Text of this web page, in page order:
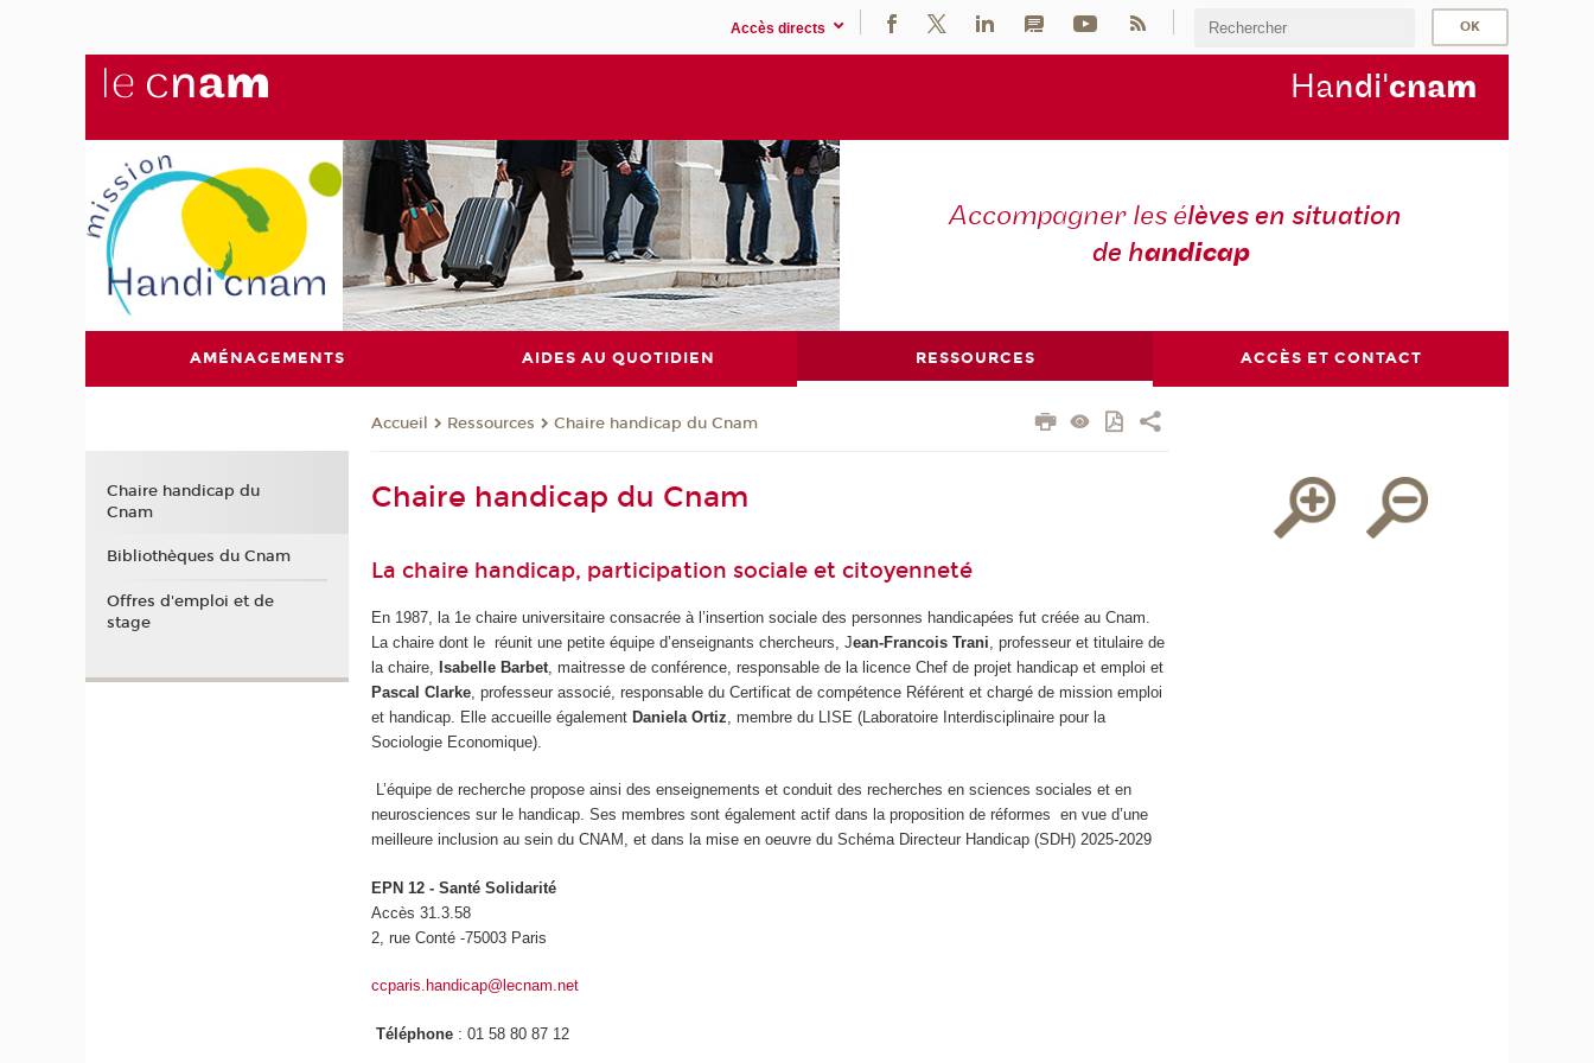
Accès directs
Handi'cnam
Accompagner les élèves en situation
de handicap
AMÉNAGEMENTS AIDES AU QUOTIDIEN RESSOURCES ACCÈS ET CONTACT
Accueil Ressources Chaire handicap du Cnam
Chaire handicap du Cnam
La chaire handicap, participation sociale et citoyenneté
En 1987, la 1e chaire universitaire consacrée à l’insertion sociale des personnes handicapées fut créée au Cnam.
La chaire dont le réunit une petite équipe d’enseignants chercheurs, Jean-Francois Trani , professeur et titulaire de
la chaire,Isabelle Barbet , maitresse de conférence, responsable de la licence Chef de projet handicap et emploi et
Pascal Clarke , professeur associé, responsable du Certificat de compétence Référent et chargé de mission emploi
et handicap. Elle accueille égalementDaniela Ortiz , membre du LISE (Laboratoire Interdisciplinaire pour la
Sociologie Economique).
L’équipe de recherche propose ainsi des enseignements et conduit des recherches en sciences sociales et en
neurosciences sur le handicap. Ses membres sont également actif dans la proposition de réformes en vue d’une
meilleure inclusion au sein du CNAM, et dans la mise en oeuvre du Schéma Directeur Handicap (SDH) 2025-2029
EPN 12 - Santé Solidarité
Accès 31.3.58
2, rue Conté -75003 Paris
ccparis.handicap@lecnam.net
Téléphone : 01 58 80 87 12
Chaire handicap du
Cnam
Bibliothèques du Cnam
Offres d'emploi et de
stage